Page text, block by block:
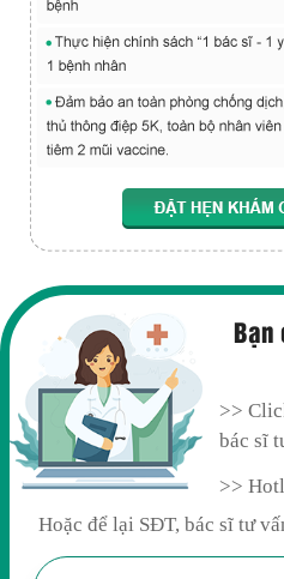
Bạn
>>
bác sĩ
>>
Hoặc để lại SĐT, bác sĩ tư